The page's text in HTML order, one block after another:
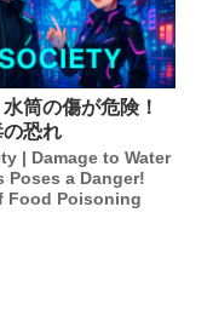
筒の傷が危険！
恐れ
| Damage to Water
Poses a Danger!
Food Poisoning